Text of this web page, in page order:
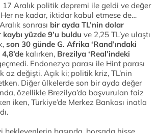
17 Aralık politik depremi ile geldi ve değer
Her ne kadar, iktidar kabul etmese de…
sonrası bir ayda TL’nin dolar
kaybı yüzde 9’u buldu ve 2,25 TL’ye ulaştı
son 30 günde G. Afrika ‘Rand’ındaki
kalırken, Brezilya ‘Real’indeki
Endonezya parası ile Hint parası
az değişti. Açık ki; politik kriz, TL’nin
Diğer ülkelerde son bir ayda değer
özellikle Brezilya’da başvurulan faiz
iken, Türkiye’de Merkez Bankası inatla